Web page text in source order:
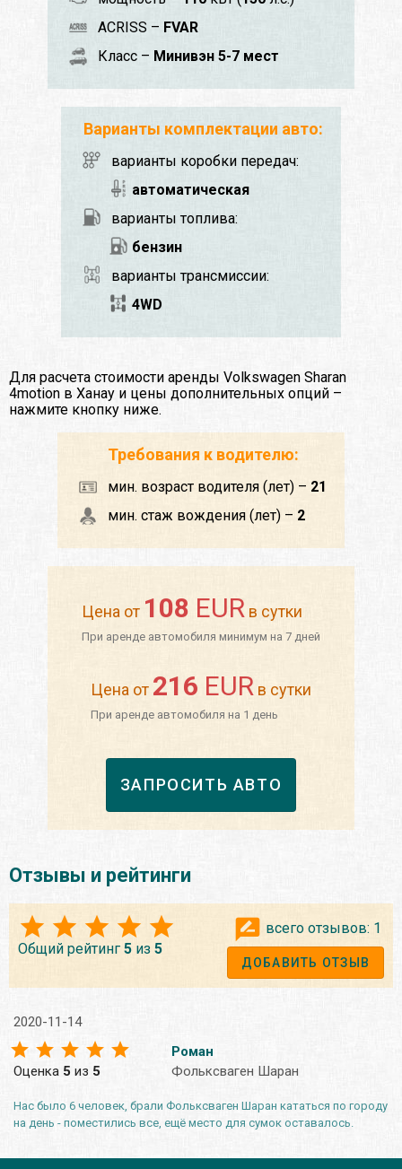
ACRISS – FVAR
Класс – Минивэн 5-7 мест
Варианты комплектации авто:
варианты коробки передач:
автоматическая
варианты топлива:
бензин
варианты трансмиссии:
4WD
Для расчета стоимости аренды Volkswagen Sharan
4motion в Ханау и цены дополнительных опций –
нажмите кнопку ниже.
Требования к водителю:
мин. возраст водителя (лет) – 21
мин. стаж вождения (лет) – 2
Цена от 108 EUR в сутки
При аренде автомобиля минимум на 7 дней
Цена от 216 EUR в сутки
При аренде автомобиля на 1 день
ЗАПРОСИТЬ АВТО
Отзывы и рейтинги
Общий рейтинг 5 из 5
всего отзывов: 1
ДОБАВИТЬ ОТЗЫВ
2020-11-14
Оценка 5 из 5
Роман
Фольксваген Шаран
Нас было 6 человек, брали Фольксваген Шаран кататься по городу
на день - поместились все, ещё место для сумок оставалось.